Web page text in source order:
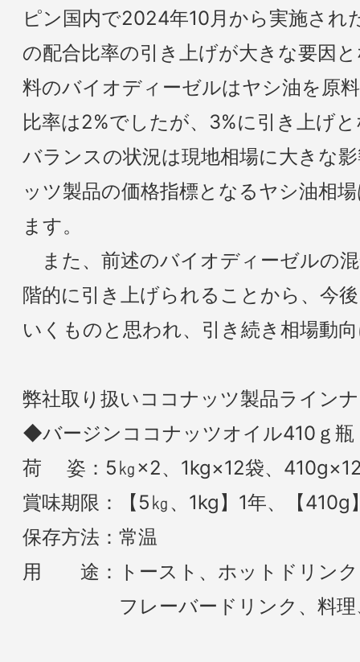
ピン国内で2024年10月から実施され
の配合比率の引き上げが大きな要因
料のバイオディーゼルはヤシ油を原
比率は2%でしたが、3%に引き上げ
バランスの状況は現地相場に大きな
ッツ製品の価格指標となるヤシ油相
ます。
また、前述のバイオディーゼルの
階的に引き上げられることから、今
いくものと思われ、引き続き相場動
弊社取り扱いココナッツ製品ライン
◆バージンココナッツオイル410ｇ瓶
荷 姿：5㎏×2、1kg×12袋、
賞味期限：【5㎏、1kg】1年、【410g
保存方法：常温
用 途：トースト、ホットドリン
フレーバードリンク、料理